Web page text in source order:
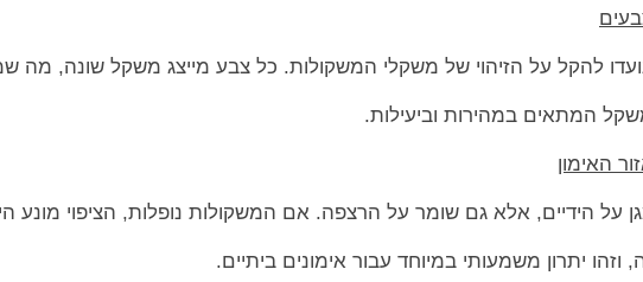
להקל על הזיהוי של משקלי המשקולות. כל צבע מייצג משקל שונה, מה
המתאים במהירות וביעילות.
על הידיים, אלא גם שומר על הרצפה. אם המשקולות נופלות, הציפוי מונע
וזהו יתרון משמעותי במיוחד עבור אימונים ביתיים.